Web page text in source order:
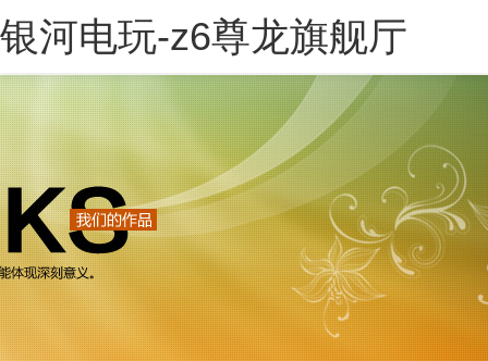
银河电玩-z6尊龙旗舰厅